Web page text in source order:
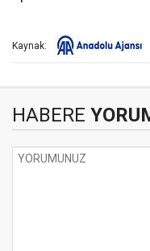
Kaynak:
HABERE